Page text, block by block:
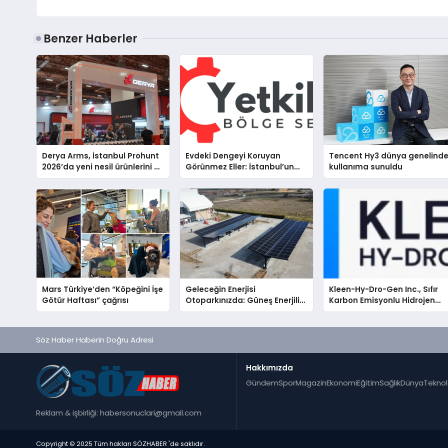
Benzer Haberler
Derya Arms, İstanbul Prohunt
2026’da yeni nesil ürünlerini ve
global marka vizyonunu
sergiledi
Evdeki Dengeyi Koruyan
Görünmez Eller: İstanbul’un
Beş Farklı Semtinde Teknik
Servis Gerçeği
Tencent Hy3 dünya
kullanıma sunuldu
Mars Türkiye’den “Köpeğini İşe
Götür Haftası” çağrısı
Geleceğin Enerjisi
Otoparkınızda: Güneş Enerjili
Carport (Solar Otopark)
Kleen-Hy-Dro-Gen Inc., Sıfır
Karbon Emisyonlu Hidrojen
Isıtma Teknolojisinde ISO ve
Söz Haber Haberin Doğru Adresi
Reklam & işbirliği: habersonuclari@gmail.com
Hakkımızda
GündemSporMagazinEkonomiEğitimSağlıkDünya
Copyright © 2025 Tüm hakları SÖZHABER 'de saklıdır.